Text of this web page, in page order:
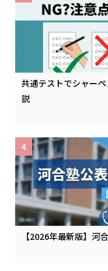
共通テストでシャー
説
【2026年最新版】河
4